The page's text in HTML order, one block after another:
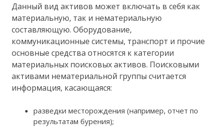
Данный вид активов может включать в себя как
материальную, так и нематериальную
составляющую. Оборудование,
коммуникационные системы, транспорт и прочие
основные средства относятся к категории
материальных поисковых активов. Поисковыми
активами нематериальной группы считается
информация, касающаяся:
разведки месторождения (например, отчет по
результатам бурения);